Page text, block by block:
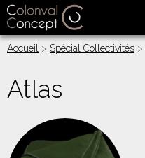
Accueil > Spécial Collectivités >
Atlas